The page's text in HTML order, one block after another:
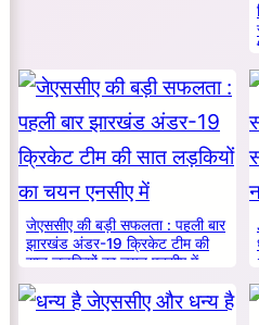
जेएससीए की बड़ी सफलता : पहली बार
झारखंड अंडर-19 क्रिकेट टीम की
सात लड़कियों का चयन एनसीए में